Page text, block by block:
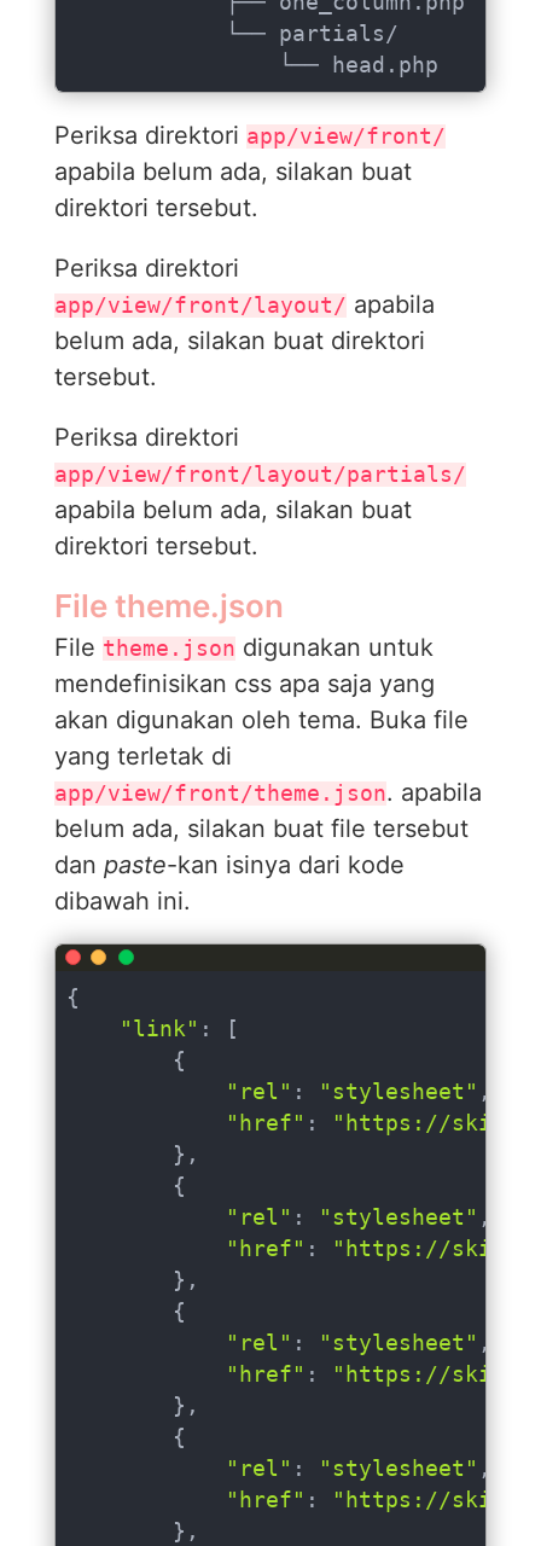
            └── partials/
                └── head.php
Periksa direktori app/view/front/
apabila belum ada, silakan buat
direktori tersebut.
Periksa direktori
app/view/front/layout/ apabila
belum ada, silakan buat direktori
tersebut.
Periksa direktori
app/view/front/layout/partials/
apabila belum ada, silakan buat
direktori tersebut.
File theme.json
File theme.json digunakan untuk
mendefinisikan css apa saja yang
akan digunakan oleh tema. Buka file
yang terletak di
app/view/front/theme.json. apabila
belum ada, silakan buat file tersebut
dan paste-kan isinya dari kode
dibawah ini.
{
"link" : [
        {
"rel" : "stylesheet" ,
"href" :
"https://skin-
        },
        {
"rel" : "stylesheet" ,
"href" :
"https://skin-
        },
        {
"rel" : "stylesheet" ,
"href" :
"https://skin-
        },
        {
"rel" : "stylesheet" ,
"href" :
"https://skin-
        },